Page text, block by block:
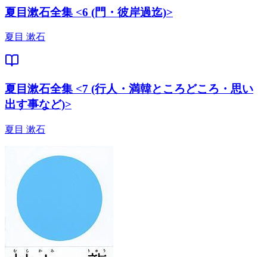
夏目漱石全集 <6 (門・彼岸過迄)>
夏目 漱石
夏目漱石全集 <7 (行人・満韓ところどころ・思い
出す事など)>
夏目 漱石